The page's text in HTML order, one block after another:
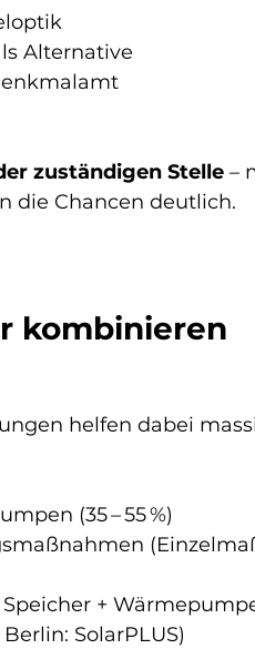
Alternative
zuständigen Stelle –
die Chancen deutlich.
kombinieren
helfen dabei
(35 – 55 %)
Speicher +
SolarPLUS)